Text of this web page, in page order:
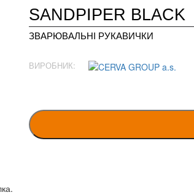
SANDPIPER BLACK
ЗВАРЮВАЛЬНІ РУКАВИЧКИ
ВИРОБНИК: